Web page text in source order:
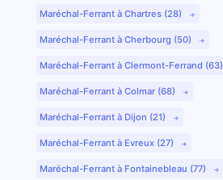
Maréchal-Ferrant à Chartres (28)
Maréchal-Ferrant à Cherbourg (50)
Maréchal-Ferrant à Clermont-Ferrand (63)
Maréchal-Ferrant à Colmar (68)
Maréchal-Ferrant à Dijon (21)
Maréchal-Ferrant à Evreux (27)
Maréchal-Ferrant à Fontainebleau (77)